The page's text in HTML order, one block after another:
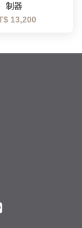
制器
13,200